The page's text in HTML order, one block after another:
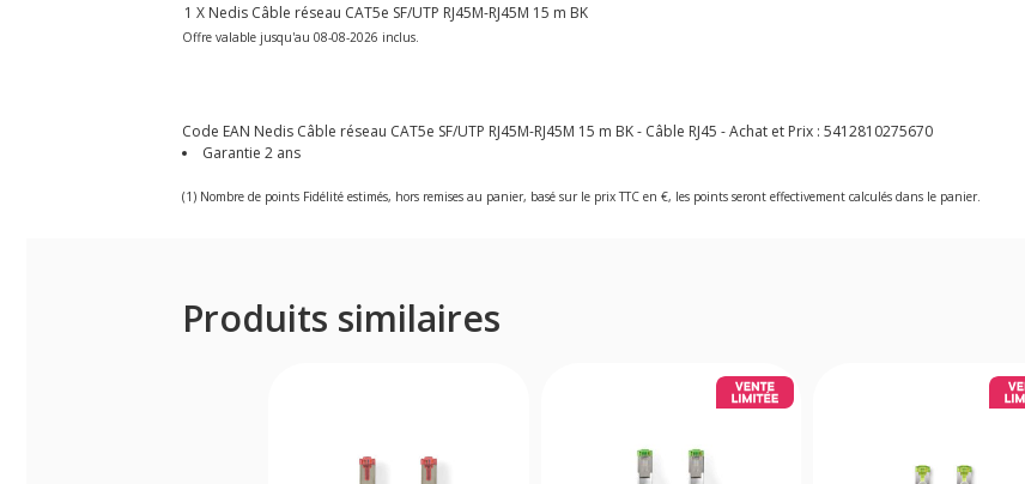
1 X Nedis Câble réseau CAT5e SF/UTP RJ45M-RJ45M 15 m BK
Offre valable jusqu'au 08-08-2026 inclus.
Code EAN Nedis Câble réseau CAT5e SF/UTP RJ45M-RJ45M 15 m BK - Câble RJ45 - Achat et Prix : 5412810275670
Garantie 2 ans
(1) Nombre de points Fidélité estimés, hors remises au panier, basé sur le prix TTC en €, les points seront effectivement calculés dans le panier.
Produits similaires